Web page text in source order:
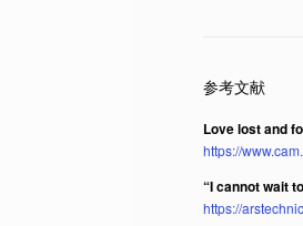
Love lost and
https://
“I cannot wait
https://